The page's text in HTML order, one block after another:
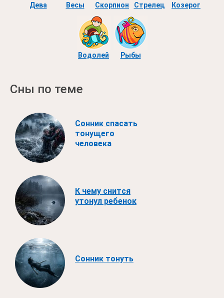
Дева Весы Скорпион Стрелец Козерог
Водолей Рыбы
Сны по теме
Сонник спасать
тонущего
человека
К чему снится
утонул ребенок
Сонник тонуть